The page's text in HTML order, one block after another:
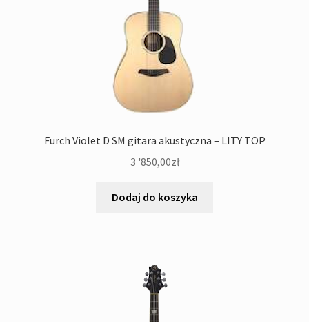
Furch Violet D SM gitara akustyczna – LITY TOP
3 '850,00zł
Dodaj do koszyka